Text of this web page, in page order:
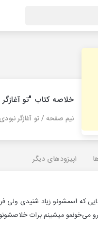
خلاصه کتاب "تو
نیم صفحه / تو آغازگر نبودی
اپیزودهای دیگر
که اسمشونو زیاد شنیدی
می‌خونمو میشینم برات